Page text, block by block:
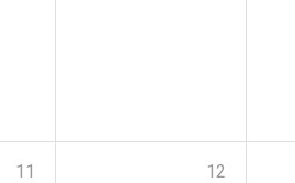
11 12